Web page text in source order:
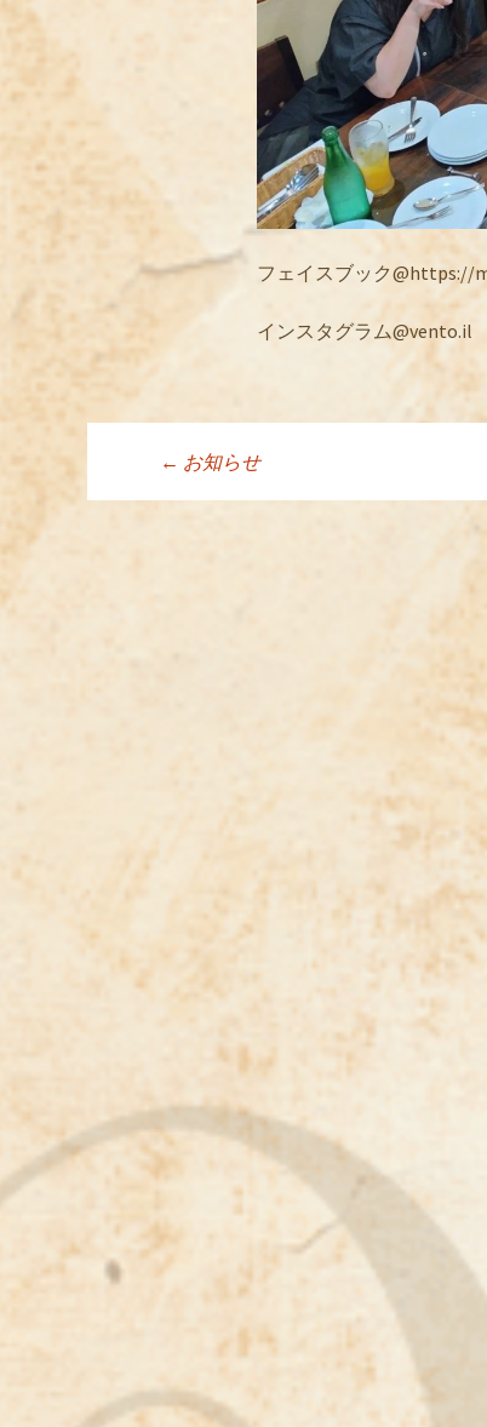
フェイスブック@https://
インスタグラム@vento.il
投稿ナビゲー
← お知らせ